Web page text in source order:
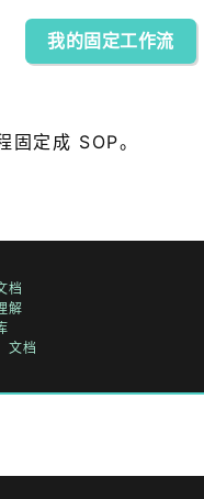
我的固定工作流
固定成 SOP。
档
解
文档